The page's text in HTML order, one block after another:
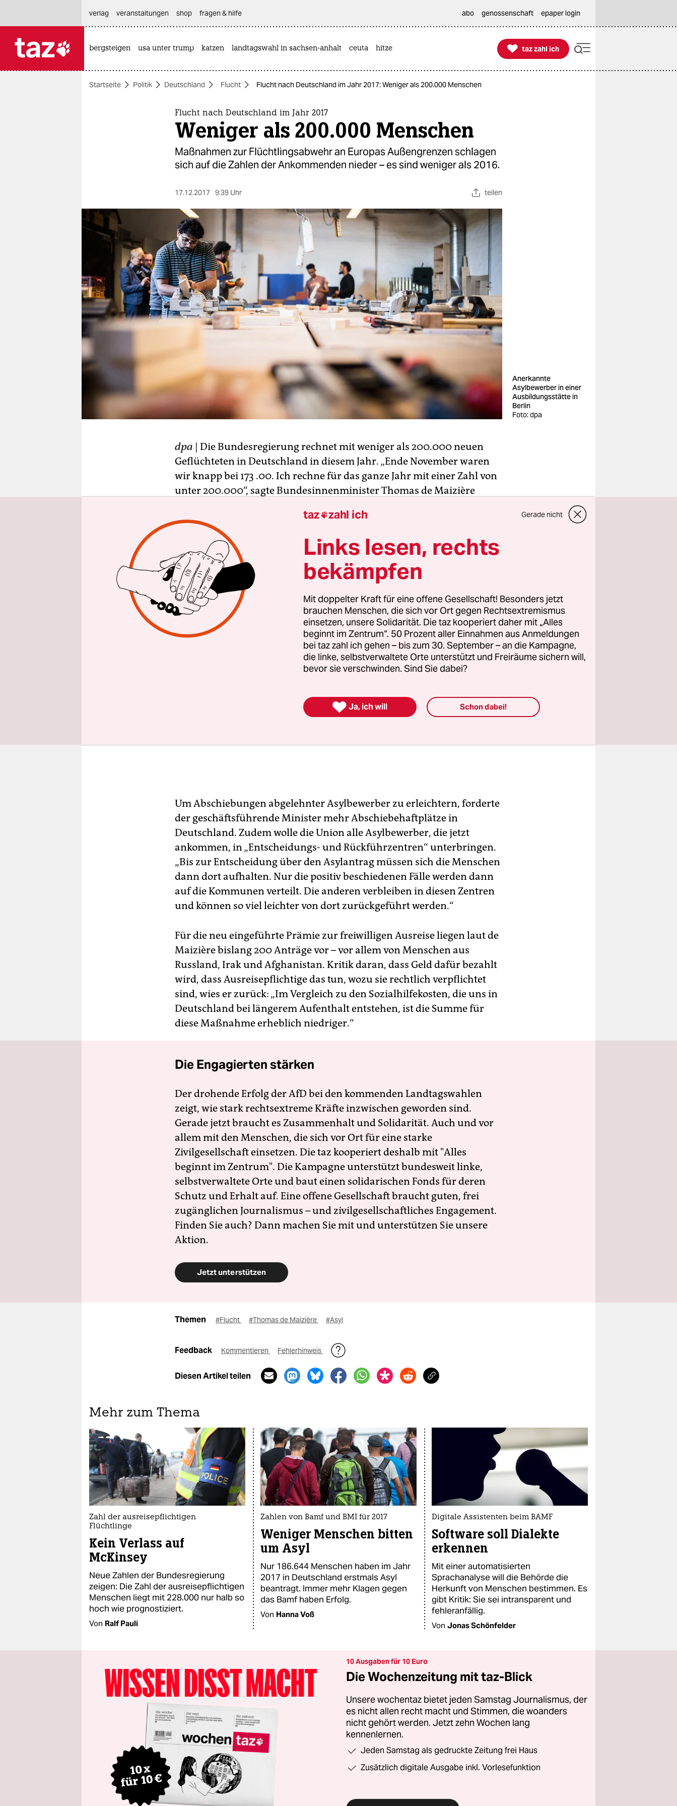
themen
berlin
wahrheit
verlag
verlag
veranstaltungen
shop
fragen & hilfe
unterstützen
verlag
veranstaltungen shop fragen & hilfe abo genossenschaft epaper login
bergsteigen usa unter trump katzen landtagswahl in sachsen-anhalt ceuta hitze 
taz zahl ich
taz zahl ich
Startseite Politik Deutschland Flucht Flucht nach Deutschland im Jahr 2017: Weniger als 200.000 Menschen
Flucht nach Deutschland im Jahr 2017
Weniger als 200.000 Menschen
Maßnahmen zur Flüchtlingsabwehr an Europas Außengrenzen schlagen
sich auf die Zahlen der Ankommenden nieder – es sind weniger als 2016.
17.12.2017 9:39 Uhr teilen
Anerkannte
Asylbewerber in einer
Ausbildungsstätte in
Berlin
Foto: dpa
dpa | Die Bundesregierung rechnet mit weniger als 200.000 neuen
Geflüchteten in Deutschland in diesem Jahr. „Ende November waren
wir knapp bei 173 .00. Ich rechne für das ganze Jahr mit einer Zahl von
unter 200.000“, sagte Bundesinnenminister Thomas de Maizière
von der CSU über Monate geforderten „Obergrenze“ bewegen.
2016 kamen etwa 280.000 Flüchtlinge nach Deutschland, nach rund
890.000 im Jahr 2015. Als Hauptgründe für den Rückgang gelten die
Schließung der Balkan-Route und das Flüchtlingsabkommen der EU
mit der Türkei.
Um Abschiebungen abgelehnter Asylbewerber zu erleichtern, forderte
der geschäftsführende Minister mehr Abschiebehaftplätze in
Deutschland. Zudem wolle die Union alle Asylbewerber, die jetzt
ankommen, in „Entscheidungs- und Rückführzentren“ unterbringen.
„Bis zur Entscheidung über den Asylantrag müssen sich die Menschen
dann dort aufhalten. Nur die positiv beschiedenen Fälle werden dann
auf die Kommunen verteilt. Die anderen verbleiben in diesen Zentren
und können so viel leichter von dort zurückgeführt werden.“
Für die neu eingeführte Prämie zur freiwilligen Ausreise liegen laut de
Maizière bislang 200 Anträge vor – vor allem von Menschen aus
Russland, Irak und Afghanistan. Kritik daran, dass Geld dafür bezahlt
wird, dass Ausreisepflichtige das tun, wozu sie rechtlich verpflichtet
sind, wies er zurück: „Im Vergleich zu den Sozialhilfekosten, die uns in
Deutschland bei längerem Aufenthalt entstehen, ist die Summe für
diese Maßnahme erheblich niedriger.“
Die Engagierten stärken
Der drohende Erfolg der AfD bei den kommenden Landtagswahlen
zeigt, wie stark rechtsextreme Kräfte inzwischen geworden sind.
Gerade jetzt braucht es Zusammenhalt und Solidarität. Auch und vor
allem mit den Menschen, die sich vor Ort für eine starke
Zivilgesellschaft einsetzen. Die taz kooperiert deshalb mit "Alles
beginnt im Zentrum". Die Kampagne unterstützt bundesweit linke,
selbstverwaltete Orte und baut einen solidarischen Fonds für deren
Schutz und Erhalt auf. Eine offene Gesellschaft braucht guten, frei
zugänglichen Journalismus – und zivilgesellschaftliches Engagement.
Finden Sie auch? Dann machen Sie mit und unterstützen Sie unsere
Aktion.
Jetzt unterstützen
Themen #Flucht #Thomas de Maizière #Asyl
Feedback Kommentieren Fehlerhinweis
Diesen Artikel teilen
Mehr zum Thema
Zahl der ausreisepflichtigen
Flüchtlinge
Kein Verlass auf
McKinsey
Neue Zahlen der Bundesregierung
zeigen: Die Zahl der ausreisepflichtigen
Menschen liegt mit 228.000 nur halb so
hoch wie prognostiziert.
Von Ralf Pauli
Zahlen von Bamf und BMI für 2017
Weniger Menschen bitten
um Asyl
Nur 186.644 Menschen haben im Jahr
2017 in Deutschland erstmals Asyl
beantragt. Immer mehr Klagen gegen
das Bamf haben Erfolg.
Von Hanna Voß
Digitale Assistenten beim BAMF
Software soll Dialekte
erkennen
Mit einer automatisierten
Sprachanalyse will die Behörde die
Herkunft von Menschen bestimmen. Es
gibt Kritik: Sie sei intransparent und
fehleranfällig.
Von Jonas Schönfelder
10 Ausgaben für 10 Euro
Die Wochenzeitung mit taz-Blick
Unsere wochentaz bietet jeden Samstag Journalismus, der
es nicht allen recht macht und Stimmen, die woanders
nicht gehört werden. Jetzt zehn Wochen lang
kennenlernen.
Jeden Samstag als gedruckte Zeitung frei Haus
Zusätzlich digitale Ausgabe inkl. Vorlesefunktion
taz zahl ich Gerade nicht
Links lesen, rechts
bekämpfen
Mit doppelter Kraft für eine offene Gesellschaft! Besonders jetzt
brauchen Menschen, die sich vor Ort gegen Rechtsextremismus
einsetzen, unsere Solidarität. Die taz kooperiert daher mit „Alles
beginnt im Zentrum“. 50 Prozent aller Einnahmen aus Anmeldungen
bei taz zahl ich gehen – bis zum 30. September – an die Kampagne,
die linke, selbstverwaltete Orte unterstützt und Freiräume sichern will,
bevor sie verschwinden. Sind Sie dabei?
 Ja, ich will Schon dabei!